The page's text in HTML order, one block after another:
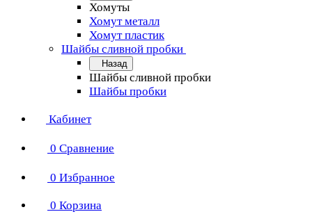
Хомуты
Хомут металл
Хомут пластик
Шайбы сливной пробки
Назад
Шайбы сливной пробки
Шайбы пробки
Кабинет
0 Сравнение
0 Избранное
0 Корзина